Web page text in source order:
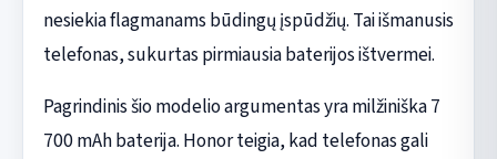
nesiekia flagmanams būdingų įspūdžių. Tai išmanusis
telefonas, sukurtas pirmiausia baterijos ištvermei.
Pagrindinis šio modelio argumentas yra milžiniška 7
700 mAh baterija. Honor teigia, kad telefonas gali